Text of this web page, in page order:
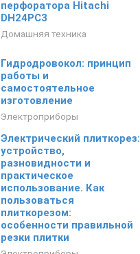
перфоратора Hitachi
DH24PC3
Домашняя техника
Гидродровокол: принцип
работы и
самостоятельное
изготовление
Электроприборы
Электрический плиткорез:
устройство,
разновидности и
практическое
использование. Как
пользоваться
плиткорезом:
особенности правильной
резки плитки